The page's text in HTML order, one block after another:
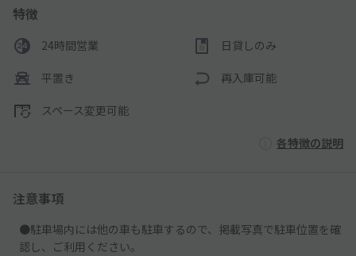
特徴
24時間営業 日貸しのみ
平置き 再入庫可能
スペース変更可能
各特徴の説明
注意事項
●駐車場内には他の車も駐車するので、掲載写真で駐車位置を確
認し、ご利用ください。